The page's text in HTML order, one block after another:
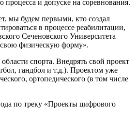
процесса и допуске на соревнования.
мы будем первыми, кто создал
в процессе реабилитации,
Сеченовского Университета
физическую форму».
спорта. Внедрять свой проект
гандбол и т.д.). Проектом уже
ортопедического (в том числе
по треку «Проекты цифрового